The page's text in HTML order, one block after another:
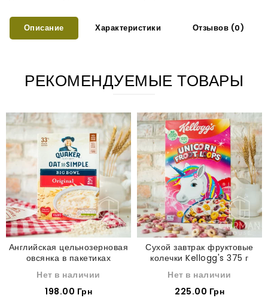
Описание Характеристики Отзывов (0)
РЕКОМЕНДУЕМЫЕ ТОВАРЫ
Английская цельнозерновая
овсянка в пакетиках
Simple 231 г
Нет в наличии
198.00 Грн
Сухой завтрак фруктовые
колечки Kellogg's 375 г
Нет в наличии
225.00 Грн